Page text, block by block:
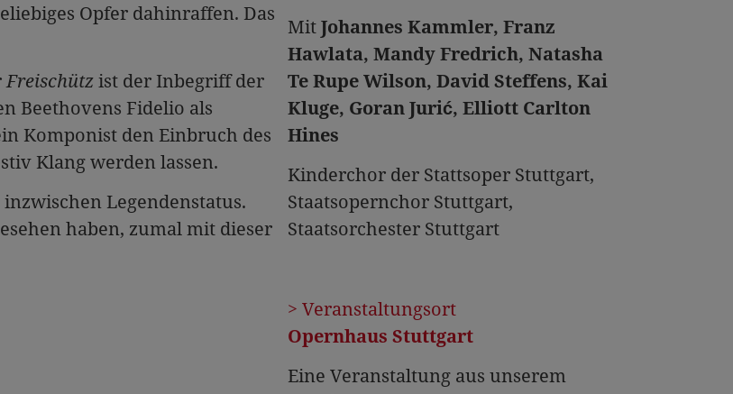
Opfer dahinraffen. Das
Freischützist der Inbegriff der
Beethovens Fidelio als
Komponist den Einbruch des
Klang werden lassen.
Legendenstatus.
haben, zumal mit dieser
MitJohannes Kammler, Franz
Hawlata, Mandy Fredrich, Natasha
Te Rupe Wilson, David Steffens, Kai
Kluge, Goran Jurić, Elliott Carlton
Hines
Kinderchor der Stattsoper Stuttgart,
Staatsopernchor Stuttgart,
Staats­orchester Stuttgart
> Veranstaltungsort
Opernhaus Stuttgart
Eine Veranstaltung aus unserem